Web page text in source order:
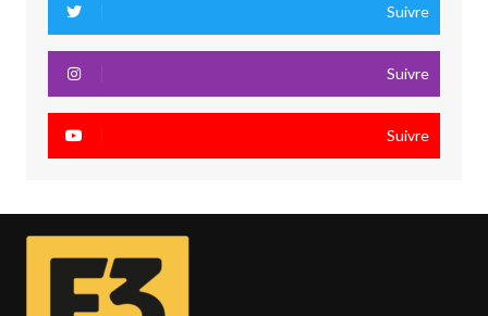
Suivre
Suivre
Suivre